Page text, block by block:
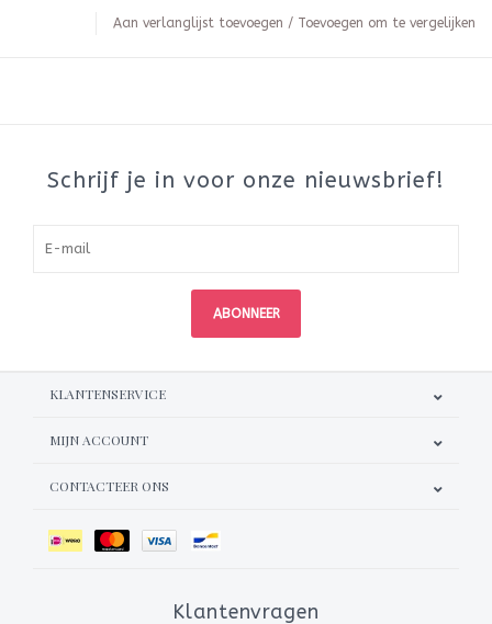
Aan verlanglijst toevoegen / Toevoegen om te vergelijken
Schrijf je in voor onze nieuwsbrief!
ABONNEER
KLANTENSERVICE
MIJN ACCOUNT
CONTACTEER ONS
Klantenvragen